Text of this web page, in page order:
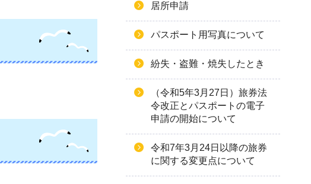
居所申請
パスポート用写真について
紛失・盗難・焼失したとき
（令和5年3月27日）旅券法
令改正とパスポートの電子
申請の開始について
令和7年3月24日以降の旅券
に関する変更点について